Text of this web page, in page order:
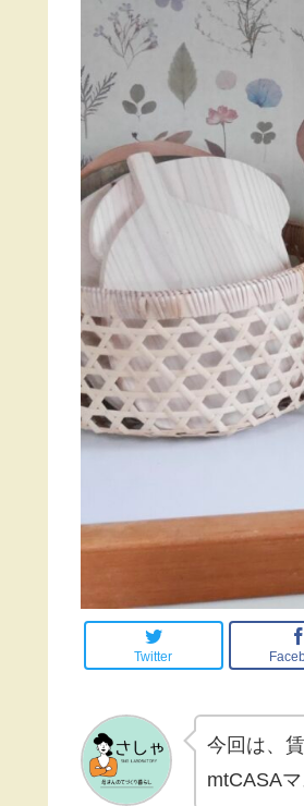
Twitter
今回は、
mtCASA